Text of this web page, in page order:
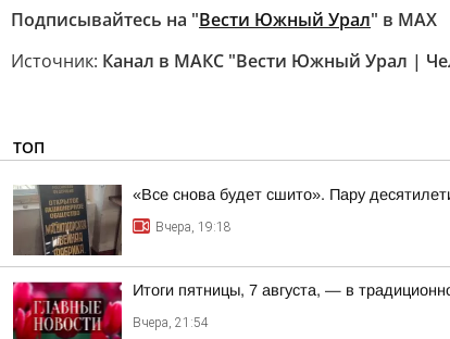
Подписывайтесь на "Вести Южный Урал" в MAХ
Источник: Канал в МАКС "Вести Южный Урал |
ТОП
«Все снова будет сшито». Пару
Вчера, 19:18
Итоги пятницы, 7 августа, — в
Вчера, 21:54